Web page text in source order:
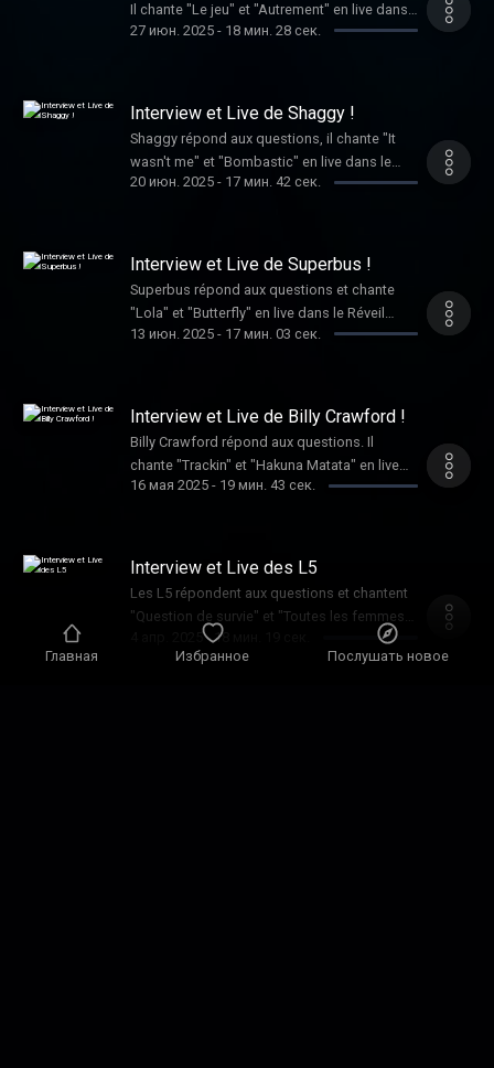
Главная Избранное Послушать новое
Il chante "Le jeu" et "Autrement" en live dans
le Réveil Chérie.
27 июн. 2025- 18 мин. 28 сек.
Interview et Live de Shaggy !
Shaggy répond aux questions, il chante "It
wasn't me" et "Bombastic" en live dans le
Réveil Chérie.
20 июн. 2025- 17 мин. 42 сек.
Interview et Live de Superbus !
Superbus répond aux questions et chante
"Lola" et "Butterfly" en live dans le Réveil
Chérie.
13 июн. 2025- 17 мин. 03 сек.
Interview et Live de Billy Crawford !
Billy Crawford répond aux questions. Il
chante "Trackin" et "Hakuna Matata" en live
dans le Réveil Chérie.
16 мая 2025- 19 мин. 43 сек.
Interview et Live des L5
Les L5 répondent aux questions et chantent
"Question de survie" et "Toutes les femmes
de ta vie" en live dans le Réveil Chérie.
4 апр. 2025- 18 мин. 19 сек.